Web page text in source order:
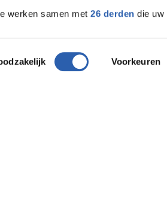
werken samen met26 derden die uw
Voorkeuren